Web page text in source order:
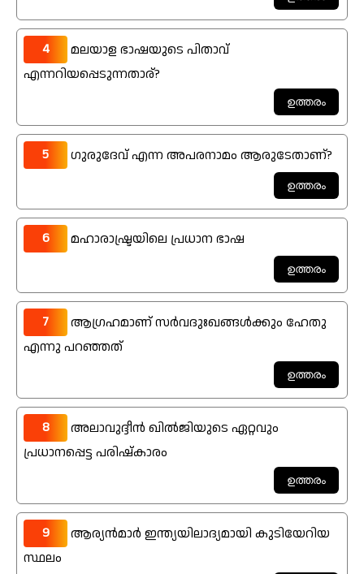
4
മലയാള ഭാഷയുടെ പിതാവ്
എന്നറിയപ്പെടുന്നതാര്?
5 ഗുരുദേവ് എന്ന അപരനാമം ആരുടേതാണ്?
6 മഹാരാഷ്ട്രയിലെ പ്രധാന ഭാഷ
7
ആഗ്രഹമാണ് സർവദുഃഖങ്ങൾക്കും ഹേതു
എന്നു പറഞ്ഞത്
8
അലാവുദ്ദീൻ ഖിൽജിയുടെ ഏറ്റവും
പ്രധാനപ്പെട്ട പരിഷ്കാരം
9
ആര്യൻമാർ ഇന്ത്യയിലാദ്യമായി കുടിയേറിയ
സ്ഥലം